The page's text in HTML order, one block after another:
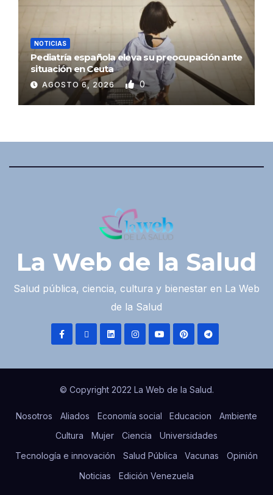
NOTICIAS
Pediatría española eleva su preocupación ante
situación en Ceuta
AGOSTO 6, 2026 0
La Web de la Salud
Salud pública, ciencia, cultura y bienestar en La Web
de la Salud
© Copyright 2022 La Web de la Salud.
Nosotros Aliados Economía social Educacion
Ambiente
Cultura
Mujer Ciencia
Universidades
Tecnología e innovación
Salud Pública Vacunas
Opinión
Noticias
Edición Venezuela